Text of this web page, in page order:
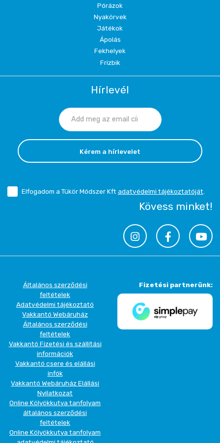
Pórázok
Nyakörvek
Játékok
Ápolás
Fekhelyek
Frizbik
Hírlevél
Kérem a hírlevelet
Elfogadom a Tükör Módszer Kftadatvédelmi tájékoztatóját.
Kövess minket!
Általános szerződési
feltételek
Adatvédelmi tájékoztató
Vakkantó Webáruház
Általános szerződési
feltételek
Vakkantó Fizetési és szállítási
információk
Vakkantó csere és elállási
infók
Vakkantó Webáruház Elállási
Nyilatkozat
Online Kölyökkutya tanfolyam
általános szerződési
feltételek
Online Kölyökkutya tanfolyam
Fizetési partnerünk: